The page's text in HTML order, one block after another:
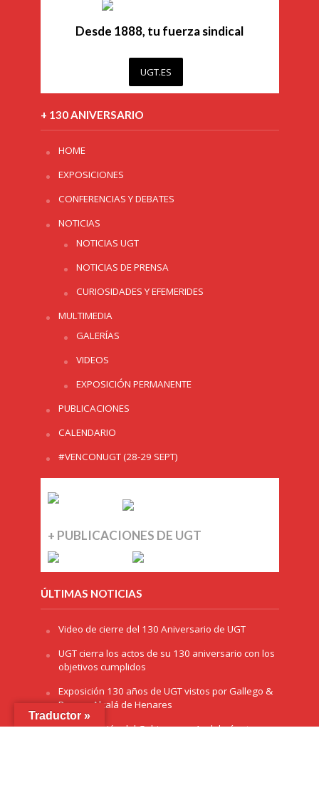
Desde 1888, tu fuerza sindical
UGT.ES
+ 130 ANIVERSARIO
HOME
EXPOSICIONES
CONFERENCIAS Y DEBATES
NOTICIAS
NOTICIAS UGT
NOTICIAS DE PRENSA
CURIOSIDADES Y EFEMERIDES
MULTIMEDIA
GALERÍAS
VIDEOS
EXPOSICIÓN PERMANENTE
PUBLICACIONES
CALENDARIO
#VENCONUGT (28-29 SEPT)
+ PUBLICACIONES DE UGT
ÚLTIMAS NOTICIAS
Video de cierre del 130 Aniversario de UGT
UGT cierra los actos de su 130 aniversario con los
objetivos cumplidos
Exposición 130 años de UGT vistos por Gallego &
Rey, en Alcalá de Henares
La Delegación del Gobierno en Andalucía otorga
Traductor »